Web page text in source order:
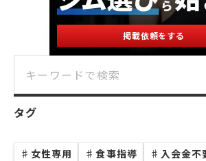
掲載依頼をする
タグ
♯ 女性専用 ♯ 食事指導 ♯ 入会金不